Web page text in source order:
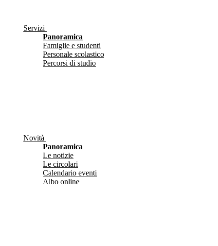
Servizi
Panoramica
Famiglie e studenti
Personale scolastico
Percorsi di studio
Novità
Panoramica
Le notizie
Le circolari
Calendario eventi
Albo online